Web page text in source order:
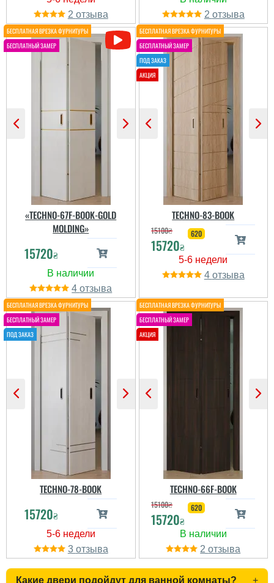
Єгор
Почекати 3-4 тижні, воно
того вартує, дуже
задоволені дверима і
установкою, майстер
Реально економлять
простір. Чогось думав,
що буде важко
користуватись, але
система працює легко.
Трохи довелося звикати,
Олена
Хотілось побільше скла
і щоб не зовсім класика
Сергей
всем параметрам
2 2
«TECHNO-67F-BOOK-GOLD
MOLDING»
15720₴
4
TECHNO-83-BOOK
15100₴
15720₴
620
4
TECHNO-78-BOOK
15720₴
3
TECHNO-66F-BOOK
15100₴
15720₴
620
2
Какие двери подойдут для ванной комнаты? +